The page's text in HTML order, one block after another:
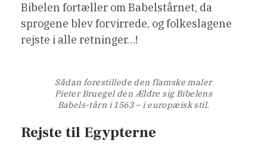
Bibelen fortæller om Babelstårnet, da
sprogene blev forvirrede, og folkeslagene
rejste i alle retninger…!
Sådan forestillede den flamske maler
Pieter Bruegel den Ældre sig Bibelens
Babels-tårn i 1563 – i europæisk stil.
Rejste til Egypterne